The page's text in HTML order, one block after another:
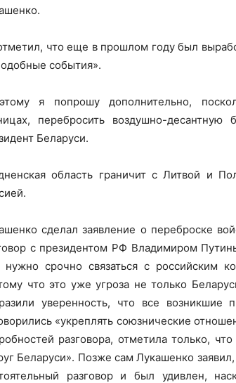
что еще в прошлом году был
события».
я попрошу дополнительно,
перебросить воздушно-
Беларуси.
область граничит с Литвой и
сделал заявление о переброске
с президентом РФ Владимиром
нужно срочно связаться с российским
что это уже угроза не только
уверенность, что все возникшие
«укреплять союзнические
разговора, отметила только,
Беларуси». Позже сам Лукашенко
разговор и был удивлен,